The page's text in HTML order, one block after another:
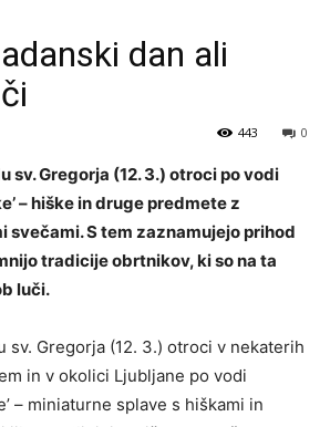
dan ali
0
443
sv. Gregorja (12. 3.) otroci po vodi
– hiške in druge predmete z
svečami. S tem zaznamujejo prihod
tradicije obrtnikov, ki so na ta
luči.
sv. Gregorja (12. 3.) otroci v nekaterih
in v okolici Ljubljane po vodi
– miniaturne splave s hiškami in